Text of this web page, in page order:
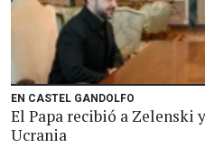
EN CASTEL GANDOLFO
El Papa recibió a Zelenski
Ucrania